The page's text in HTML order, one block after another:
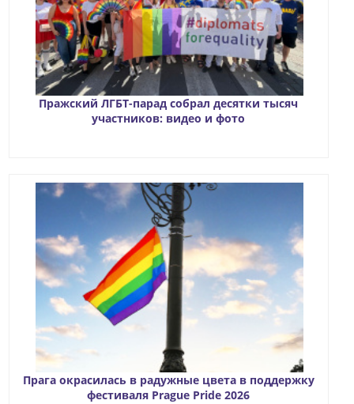
Пражский ЛГБТ-парад собрал десятки тысяч
участников: видео и фото
Прага окрасилась в радужные цвета в поддержку
фестиваля Prague Pride 2026